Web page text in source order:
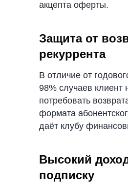
акцепта оферты.
Защита от
рекуррента
В отличие от
98% случаев клиент
потребовать
формата
даёт клубу
Высокий
подписку
Узнайте,как
подписание
с клиентом
Узнать про Nopaper